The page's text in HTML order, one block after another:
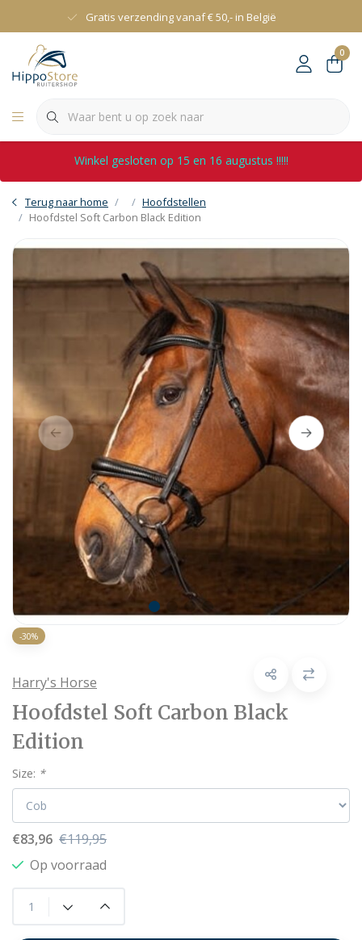
Gratis verzending vanaf € 50,- in België
0
Winkel gesloten op 15 en 16 augustus !!!!!
Terug naar home
Hoofdstellen
Hoofdstel Soft Carbon Black Edition
-30%
Harry's Horse
Hoofdstel Soft Carbon Black
Edition
Size: *
€83,96 €119,95
Op voorraad